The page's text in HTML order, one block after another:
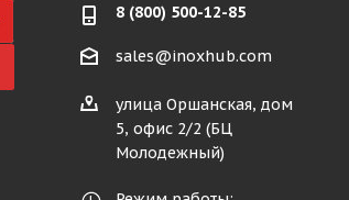
8 (800) 500-12-85
sales@inoxhub.com
улица Оршанская, дом
5, офис 2/2 (БЦ
Молодежный)